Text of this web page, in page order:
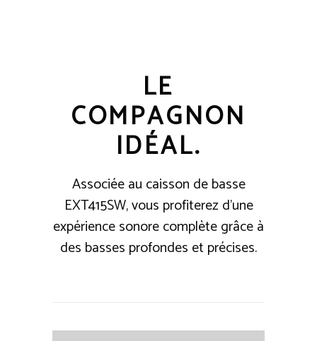
LE
COMPAGNON
IDÉAL.
Associée au caisson de basse
EXT415SW, vous profiterez d'une
expérience sonore complète grâce à
des basses profondes et précises.